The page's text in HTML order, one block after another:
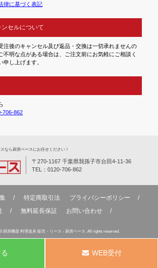
律に基づく表記
セルについて
注後のキャンセル及び返品・交換は一切承れませんの
不明な点がある場合は、ご注文前にお気軽にご相談く
申し上げます。
706-862
なら厨房ベースにお任せください！
〒270-1167 千葉県我孫子市台田4-11-36
TEL：0120-706-862
特定商取引法
プライバシーポリシー
無料延⻑保証 お問い合わせ
厨房機器 料理道具 販売・リース - 厨房ベース. All rights reserved.
WEB受付